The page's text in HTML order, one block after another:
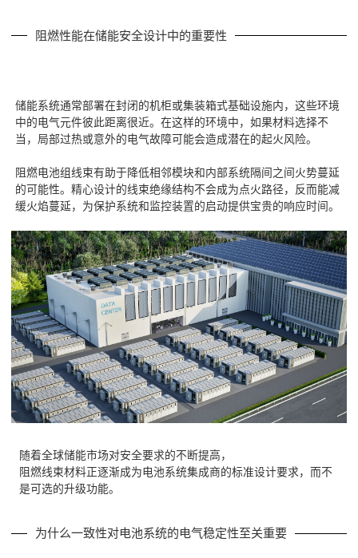
阻燃性能在储能安全设计中的重要性
储能系统通常部署在封闭的机柜或集装箱式基础设施内，这些环境
中的电气元件彼此距离很近。在这样的环境中，如果材料选择不
当，局部过热或意外的电气故障可能会造成潜在的起火风险。
阻燃电池组线束有助于降低相邻模块和内部系统隔间之间火势蔓延
的可能性。精心设计的线束绝缘结构不会成为点火路径，反而能减
缓火焰蔓延，为保护系统和监控装置的启动提供宝贵的响应时间。
随着全球储能市场对安全要求的不断提高，
阻燃线束材料正逐渐成为电池系统集成商的标准设计要求，而不
是可选的升级功能。
为什么一致性对电池系统的电气稳定性至关重要